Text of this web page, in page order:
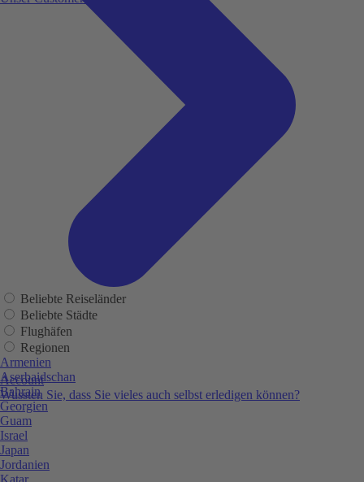
Account
Wussten Sie, dass Sie vieles auch selbst erledigen können?
Beliebte Reiseländer
Beliebte Städte
Flughäfen
Regionen
Armenien
Aserbaidschan
Bahrain
Georgien
Guam
Israel
Japan
Jordanien
Katar